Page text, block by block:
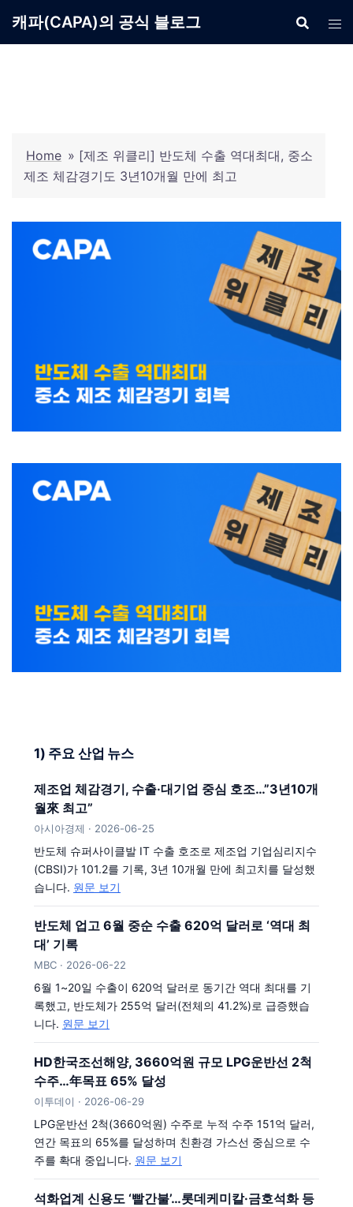
캐파(CAPA)의 공식 블로그
Home » [제조 위클리] 반도체 수출 역대최대, 중소
제조 체감경기도 3년10개월 만에 최고
1) 주요 산업 뉴스
제조업 체감경기, 수출·대기업 중심 호조…”3년10개
월來 최고”
아시아경제 · 2026-06-25
반도체 슈퍼사이클발 IT 수출 호조로 제조업 기업심리지수
(CBSI)가 101.2를 기록, 3년 10개월 만에 최고치를 달성했
습니다. 원문 보기
반도체 업고 6월 중순 수출 620억 달러로 ‘역대 최
대’ 기록
MBC · 2026-06-22
6월 1~20일 수출이 620억 달러로 동기간 역대 최대를 기
록했고, 반도체가 255억 달러(전체의 41.2%)로 급증했습
니다. 원문 보기
HD한국조선해양, 3660억원 규모 LPG운반선 2척
수주…年목표 65% 달성
이투데이 · 2026-06-29
LPG운반선 2척(3660억원) 수주로 누적 수주 151억 달러,
연간 목표의 65%를 달성하며 친환경 가스선 중심으로 수
주를 확대 중입니다. 원문 보기
석화업계 신용도 ‘빨간불’…롯데케미칼·금호석화 등